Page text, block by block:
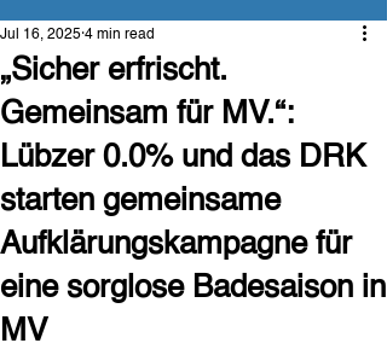
„Sicher erfrischt.
Gemeinsam für MV.“:
Lübzer 0.0% und das DRK
starten gemeinsame
Aufklärungskampagne für
eine sorglose Badesaison in
MV
Jul 16, 2025 4 min read